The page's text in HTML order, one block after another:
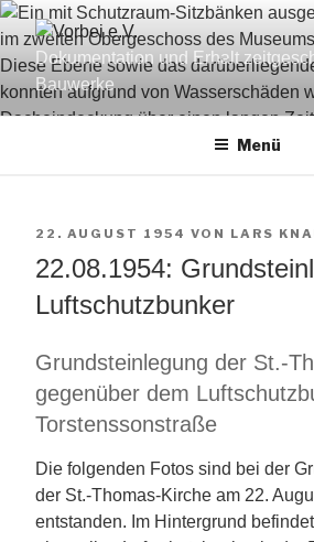
Zum
Inhalt
springenDokumentation und Erhalt
Bauwerke
Menü
VERÖFFENTLICHT
AM
22. AUGUST 1954 VON LARS
22.08.1954:
Luftschutzbunker
Grundsteinlegung der St.-
gegenüber dem
Torstenssonstraße
Die folgenden Fotos sind bei der
der St.-Thomas-Kirche am 22.
entstanden. Im Hintergrund